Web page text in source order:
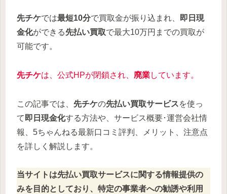
先チケでは最短10分で買取金が振り込まれ、
即日現
金化ができる先払い買取で最大10万円までの買取が
可能です。
先チケは、公式HPが閉鎖され、 廃業しています。
この記事では、 先チケの先払い買取サービスを使っ
て 即日現金化する方法や、サービス概要･運営会社情
報、5ちゃんねる最新口コミ評判、メリット、注意点
を詳しく解説します。
当サイトは先払い買取サービスに関する情報提供の
みを目的としており、特定の事業者への勧誘や利用